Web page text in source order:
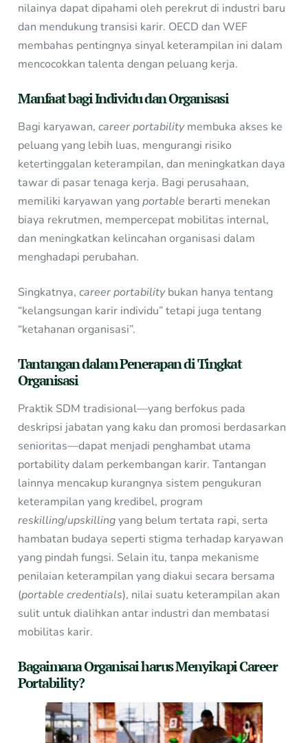
nilainya dapat dipahami oleh perekrut di industri baru
dan mendukung transisi karir. OECD dan WEF
membahas pentingnya sinyal keterampilan ini dalam
mencocokkan talenta dengan peluang kerja.
Manfaat bagi Individu dan Organisasi
Bagi karyawan,career portabilitymembuka akses ke
peluang yang lebih luas, mengurangi risiko
ketertinggalan keterampilan, dan meningkatkan daya
tawar di pasar tenaga kerja. Bagi perusahaan,
memiliki karyawan yangportable berarti menekan
biaya rekrutmen, mempercepat mobilitas internal,
dan meningkatkan kelincahan organisasi dalam
menghadapi perubahan.
Singkatnya,career portabilitybukan hanya tentang
“kelangsungan karir individu” tetapi juga tentang
“ketahanan organisasi”.
Tantangan dalam Penerapan di Tingkat
Organisasi
Praktik SDM tradisional—yang berfokus pada
deskripsi jabatan yang kaku dan promosi berdasarkan
senioritas—dapat menjadi penghambat utama
portability dalam perkembangan karir. Tantangan
lainnya mencakup kurangnya sistem pengukuran
keterampilan yang kredibel, program
reskilling/upskillingyang belum tertata rapi, serta
hambatan budaya seperti stigma terhadap karyawan
yang pindah fungsi. Selain itu, tanpa mekanisme
penilaian keterampilan yang diakui secara bersama
(portable credentials), nilai suatu keterampilan akan
sulit untuk dialihkan antar industri dan membatasi
mobilitas karir.
Bagaimana Organisai harus Menyikapi Career
Portability?